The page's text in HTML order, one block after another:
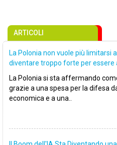
ARTICOLI
La Polonia non vuole più limitarsi
diventare troppo forte per essere
La Polonia si sta affermando
grazie a una spesa per la difesa
economica e a una..